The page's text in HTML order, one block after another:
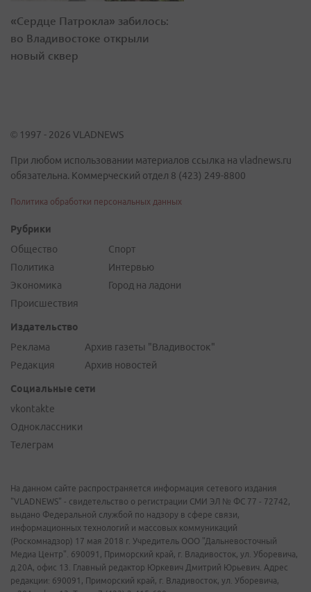
«Сердце Патрокла» забилось:
во Владивостоке открыли
новый сквер
© 1997 - 2026 VLADNEWS
При любом использовании материалов ссылка на vladnews.ru
обязательна. Коммерческий отдел 8 (423) 249-8800
Политика обработки персональных данных
Рубрики
Общество
Политика
Экономика
Происшествия
Спорт
Интервью
Город на ладони
Издательство
Реклама
Редакция
Архив газеты "Владивосток"
Архив новостей
Социальные сети
vkontakte
Одноклассники
Телеграм
На данном сайте распространяется информация сетевого издания
"VLADNEWS" - свидетельство о регистрации СМИ ЭЛ № ФС 77 - 72742,
выдано Федеральной службой по надзору в сфере связи,
информационных технологий и массовых коммуникаций
(Роскомнадзор) 17 мая 2018 г. Учредитель ООО "Дальневосточный
Медиа Центр". 690091, Приморский край, г. Владивосток, ул. Уборевича,
д.20А, офис 13. Главный редактор Юркевич Дмитрий Юрьевич. Адрес
редакции: 690091, Приморский край, г. Владивосток, ул. Уборевича,